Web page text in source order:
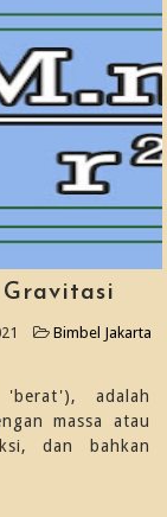
Bimbel Jakarta
adalah
massa atau
dan bahkan